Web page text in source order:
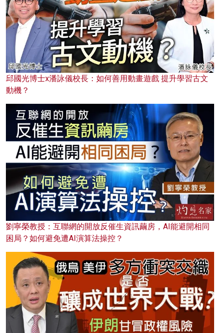
邱國光博士x潘詠儀校長：如何善用動畫遊戲 提升學習古文
動機？
劉寧榮教授：互聯網的開放反催生資訊繭房，AI能避開相同
困局？如何避免遭AI演算法操控？